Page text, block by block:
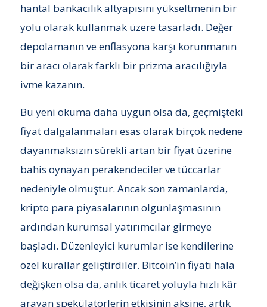
hantal bankacılık altyapısını yükseltmenin bir
yolu olarak kullanmak üzere tasarladı. Değer
depolamanın ve enflasyona karşı korunmanın
bir aracı olarak farklı bir prizma aracılığıyla
ivme kazanın.
Bu yeni okuma daha uygun olsa da, geçmişteki
fiyat dalgalanmaları esas olarak birçok nedene
dayanmaksızın sürekli artan bir fiyat üzerine
bahis oynayan perakendeciler ve tüccarlar
nedeniyle olmuştur. Ancak son zamanlarda,
kripto para piyasalarının olgunlaşmasının
ardından kurumsal yatırımcılar girmeye
başladı. Düzenleyici kurumlar ise kendilerine
özel kurallar geliştirdiler. Bitcoin’in fiyatı hala
değişken olsa da, anlık ticaret yoluyla hızlı kâr
arayan spekülatörlerin etkisinin aksine, artık